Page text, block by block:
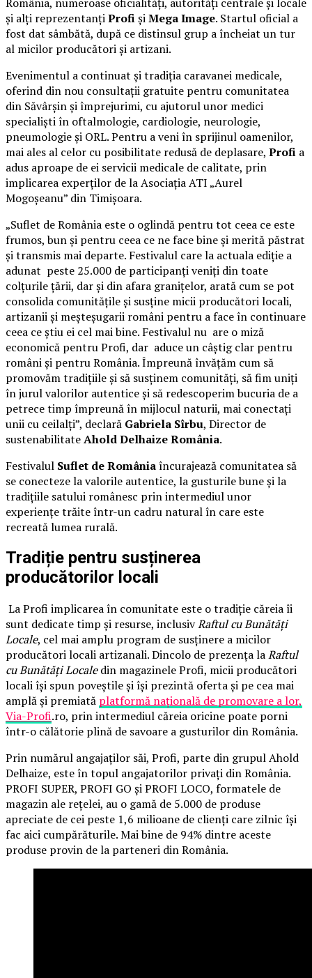
și alți reprezentanțiProfișiMega Image. Startul oficial a
fost dat sâmbătă, după ce distinsul grup a încheiat un tur
al micilor producători și artizani.
Evenimentul a continuat și tradiția caravanei medicale,
oferind din nou consultații gratuite pentru comunitatea
din Săvârșin și împrejurimi, cu ajutorul unor medici
specialiști în oftalmologie, cardiologie, neurologie,
pneumologie și ORL. Pentru a veni în sprijinul oamenilor,
mai ales al celor cu posibilitate redusă de deplasare, Profi a
adus aproape de ei servicii medicale de calitate, prin
implicarea experților de la Asociația ATI „Aurel
Mogoșeanu” din Timișoara.
„Suflet de România este o oglindă pentru tot ceea ce este
frumos, bun și pentru ceea ce ne face bine și merită păstrat
și transmis mai departe. Festivalul care la actuala ediție a
adunat peste 25.000 de participanți veniți din toate
colțurile țării, dar și din afara granițelor, arată cum se pot
consolida comunitățile și susține micii producători locali,
artizanii și meșteșugarii români pentru a face în continuare
ceea ce știu ei cel mai bine. Festivalul nu are o miză
economică pentru Profi, dar aduce un câștig clar pentru
români și pentru România. Împreună învățăm cum să
promovăm tradițiile și să susținem comunități, să fim uniți
în jurul valorilor autentice și să redescoperim bucuria de a
petrece timp împreună în mijlocul naturii, mai conectați
unii cu ceilalți”, declară Gabriela Sîrbu, Director de
sustenabilitateAhold Delhaize România.
Festivalul Suflet de Româniaîncurajează comunitatea să
se conecteze la valorile autentice, la gusturile bune și la
tradițiile satului românesc prin intermediul unor
experiențe trăite într-un cadru natural în care este
recreată lumea rurală.
Tradiție pentru susținerea
producătorilor locali
La Profi implicarea în comunitate este o tradiție căreia îi
sunt dedicate timp și resurse, inclusivRaftul cu Bunătăți
Locale, cel mai amplu program de susținere a micilor
producători locali artizanali. Dincolo de prezența laRaftul
cu Bunătăți Localedin magazinele Profi, micii producători
locali își spun poveștile și își prezintă oferta și pe cea mai
amplă și premiată platformă națională de promovare a lor,
Via-Profi.ro, prin intermediul căreia oricine poate porni
într-o călătorie plină de savoare a gusturilor din România.
Prin numărul angajaților săi, Profi, parte din grupul Ahold
Delhaize, este în topul angajatorilor privați din România.
PROFI SUPER, PROFI GO și PROFI LOCO, formatele de
magazin ale rețelei, au o gamă de 5.000 de produse
apreciate de cei peste 1,6 milioane de clienți care zilnic își
fac aici cumpărăturile. Mai bine de 94% dintre aceste
produse provin de la parteneri din România.